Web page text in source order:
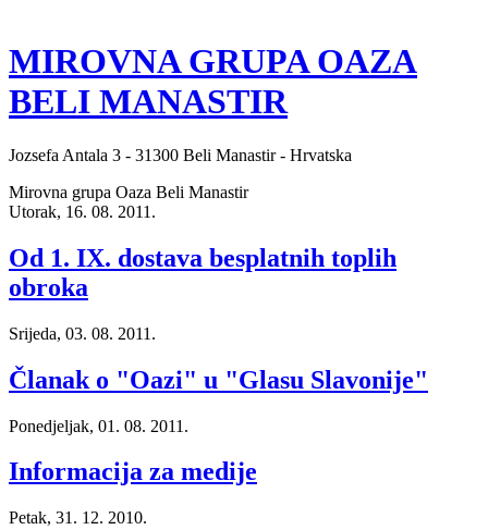
MIROVNA GRUPA OAZA
BELI MANASTIR
Jozsefa Antala 3 - 31300 Beli Manastir - Hrvatska
Mirovna grupa Oaza Beli Manastir
Utorak, 16. 08. 2011.
Od 1. IX. dostava besplatnih toplih
obroka
Srijeda, 03. 08. 2011.
Članak o "Oazi" u "Glasu Slavonije"
Ponedjeljak, 01. 08. 2011.
Informacija za medije
Petak, 31. 12. 2010.